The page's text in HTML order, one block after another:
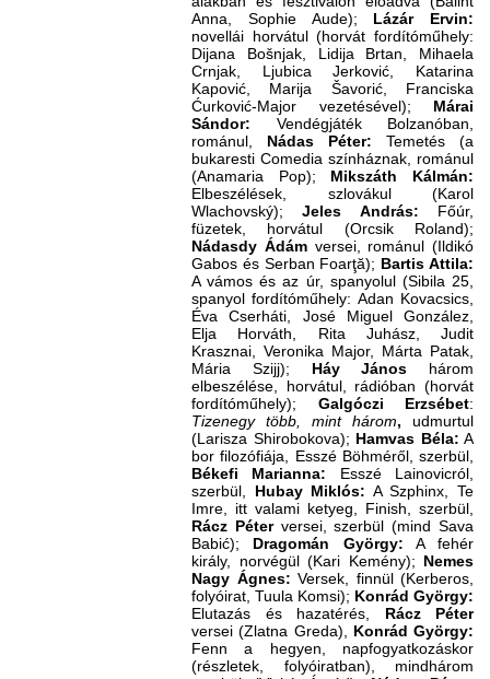
Anna, Sophie Aude); Lázár Ervin:
novellái horvátul (horvát fordítóműhely:
Dijana Bošnjak, Lidija Brtan, Mihaela
Crnjak, Ljubica Jerković, Katarina
Kapović, Marija Šavorić, Franciska
Ćurković-Major vezetésével); Márai
Sándor: Vendégjáték Bolzanóban,
románul, Nádas Péter: Temetés (a
bukaresti Comedia színháznak, románul
(Anamaria Pop); Mikszáth Kálmán:
Elbeszélések, szlovákul (Karol
Wlachovský);Jeles András: Főúr,
füzetek, horvátul (Orcsik Roland);
Nádasdy Ádámversei, románul (Ildikó
Gabos és Serban Foarţă); Bartis Attila:
A vámos és az úr, spanyolul (Sibila 25,
spanyol fordítóműhely: Adan Kovacsics,
Éva Cserháti, José Miguel González,
Elja Horváth, Rita Juhász, Judit
Krasznai, Veronika Major, Márta Patak,
Mária Szijj); Háy János három
elbeszélése, horvátul, rádióban (horvát
fordítóműhely); Galgóczi Erzsébet:
Tizenegy több, mint három, udmurtul
(Larisza Shirobokova); Hamvas Béla: A
bor filozófiája, Esszé Böhméről, szerbül,
Békefi Marianna: Esszé Lainovicról,
szerbül, Hubay Miklós: A Szphinx, Te
Imre, itt valami ketyeg, Finish, szerbül,
Rácz Péterversei, szerbül (mind Sava
Babić); Dragomán György: A fehér
király, norvégül (Kari Kemény); Nemes
Nagy Ágnes: Versek, finnül (Kerberos,
folyóirat, Tuula Komsi); Konrád György:
Elutazás és hazatérés, Rácz Péter
versei (Zlatna Greda), Konrád György:
Fenn a hegyen, napfogyatkozáskor
(részletek, folyóiratban), mindhárom